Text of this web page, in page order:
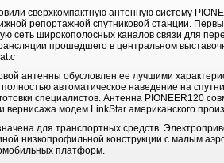
сверхкомпактную антенную систему
репортажной спутниковой станции.
сеть широкополосных каналов связи для
прошедшего в центральном
антенны обусловлен ее лучшими
автоматическое наведение на
специалистов. Антенна PIONEER120
вернисажа модем LinkStar американского
для транспортных средств.
низкопрофильной конструкции с малым
платформ.